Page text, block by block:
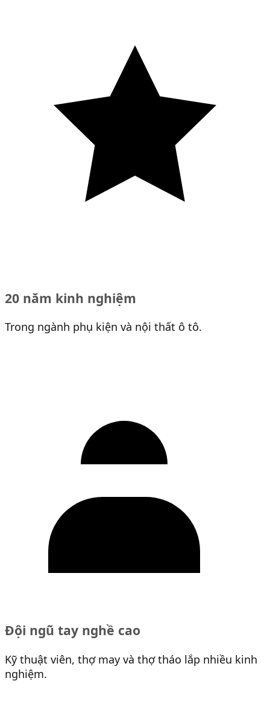
20 năm kinh nghiệm
Trong ngành phụ kiện và nội thất ô tô.
Đội ngũ tay nghề cao
Kỹ thuật viên, thợ may và thợ tháo lắp nhiều kinh
nghiệm.